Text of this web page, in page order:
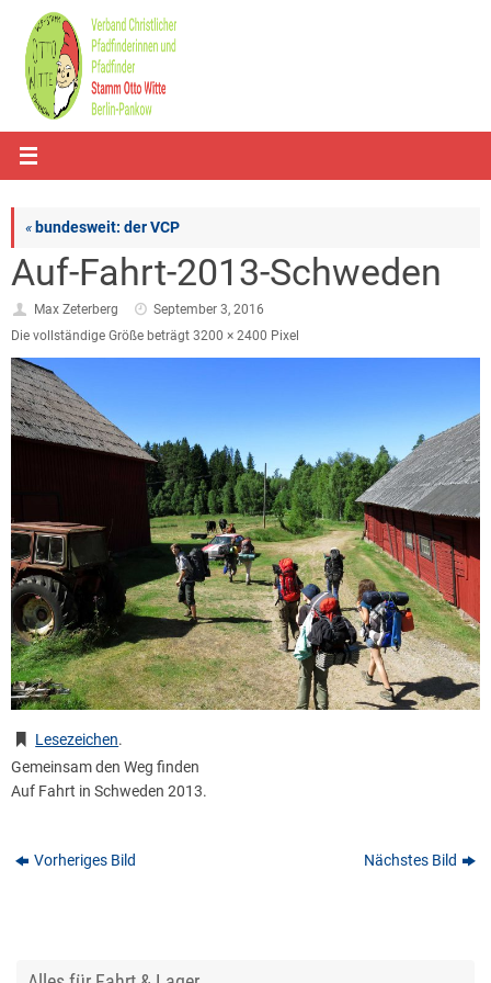
Inhalt
springen
« bundesweit: der VCP
Auf-Fahrt-2013-Schweden
Max Zeterberg
September 3, 2016
Die vollständige Größe beträgt 3200 × 2400 Pixel
Lesezeichen.
Gemeinsam den Weg finden
Auf Fahrt in Schweden 2013.
Vorheriges Bild Nächstes Bild